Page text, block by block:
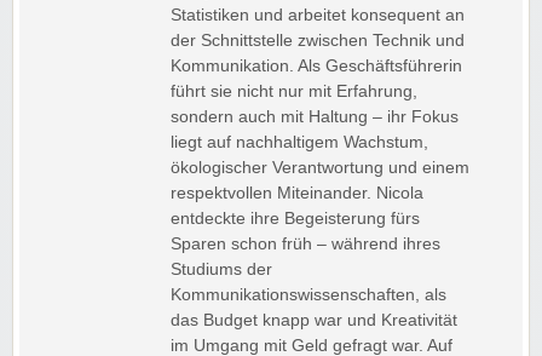
Statistiken und arbeitet konsequent an
der Schnittstelle zwischen Technik und
Kommunikation. Als Geschäftsführerin
führt sie nicht nur mit Erfahrung,
sondern auch mit Haltung – ihr Fokus
liegt auf nachhaltigem Wachstum,
ökologischer Verantwortung und einem
respektvollen Miteinander. Nicola
entdeckte ihre Begeisterung fürs
Sparen schon früh – während ihres
Studiums der
Kommunikationswissenschaften, als
das Budget knapp war und Kreativität
im Umgang mit Geld gefragt war. Auf